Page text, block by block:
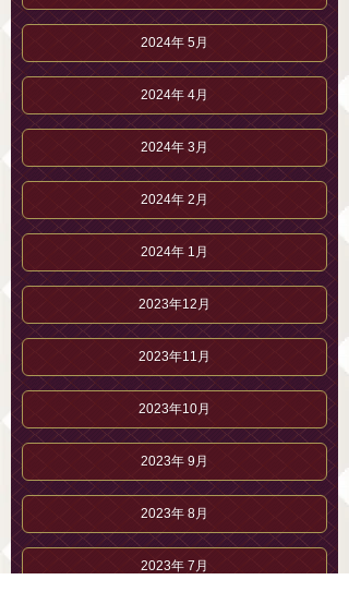
2024年 5月
2024年 4月
2024年 3月
2024年 2月
2024年 1月
2023年12月
2023年11月
2023年10月
2023年 9月
2023年 8月
2023年 7月